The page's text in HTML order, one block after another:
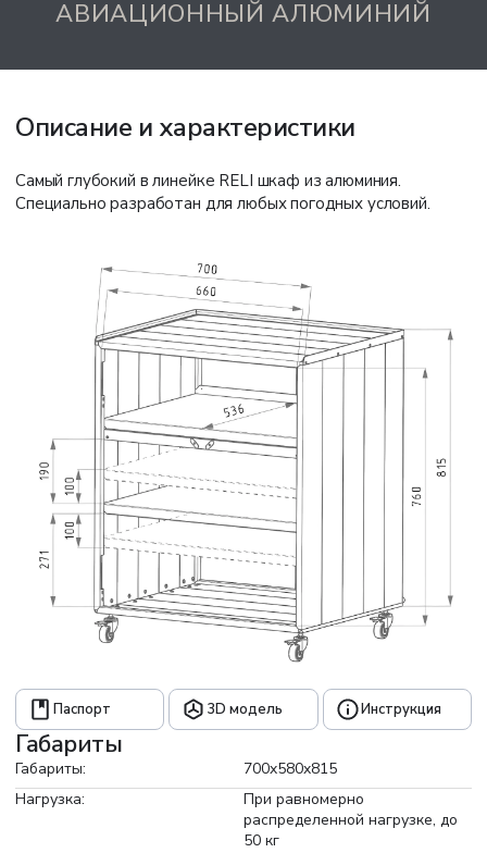
АВИАЦИОННЫЙ АЛЮМИНИЙ
Описание и характеристики
Самый глубокий в линейке RELI шкаф из алюминия.
Специально разработан для любых погодных условий.
Паспорт 3D модель Инструкция
Габариты
Габариты:
700x580x815
Нагрузка:
При равномерно
распределенной нагрузке, до
50 кг